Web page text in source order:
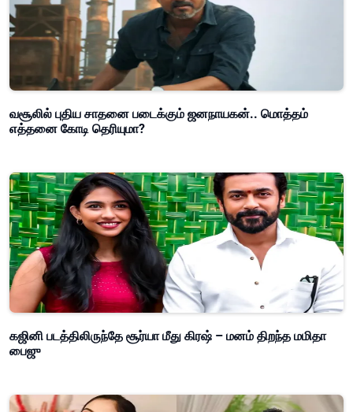
வசூலில் புதிய சாதனை படைக்கும் ஜனநாயகன்.. மொத்தம்
எத்தனை கோடி தெரியுமா?
கஜினி படத்திலிருந்தே சூர்யா மீது கிரஷ் – மனம் திறந்த மமிதா
பைஜு